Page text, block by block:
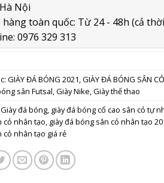
Nội
hàng toàn quốc: Từ 24 - 48h (cả
0976 329 313
GIÀY ĐÁ BÓNG 2021,GIÀY ĐÁ BÓNG SÂN
sân Futsal,Giày Nike,Giày thể thao
Giày đá bóng, giày đá bóng cổ cao sân cỏ tự
cỏ nhân tạo, giày đá bóng sân cỏ nhân tạo
cỏ nhân tạo giá rẻ